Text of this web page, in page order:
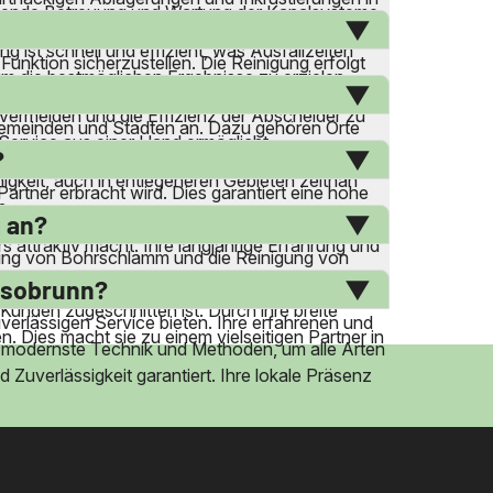
Betreuung und Wartung der Kanalsysteme.
ohne chemische Zusätze. Sie ist ideal für
ist schnell und effizient, was Ausfallzeiten
die bestmöglichen Ergebnisse zu erzielen.
sicherzustellen. Die Reinigung erfolgt
Ausrüstung, um alle Rückstände
und die Effizienz der Abscheider zu
aus einer Hand ermöglicht.
und Städten an. Dazu gehören Orte
schnell und effizient auf Anfragen zu
auch in entlegeneren Gebieten zeitnah
erbracht wird. Dies garantiert eine hohe
einen 24-Stunden-Notdienst an, der
attraktiv macht. Ihre langjährige Erfahrung und
von Bohrschlamm und die Reinigung von
an. Diese zusätzlichen
zugeschnitten ist. Durch ihre breite
Dies macht sie zu einem vielseitigen Partner in
Service bieten. Ihre erfahrenen und
Technik und Methoden, um alle Arten
garantiert. Ihre lokale Präsenz